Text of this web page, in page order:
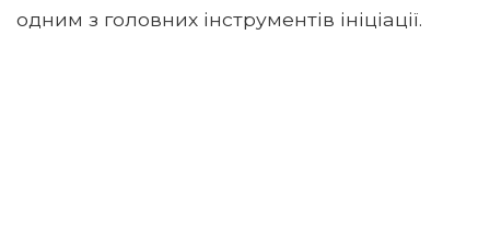
одним з головних інструментів ініціації.